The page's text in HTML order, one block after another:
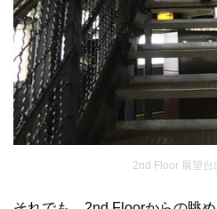
2nd Floor 展望台